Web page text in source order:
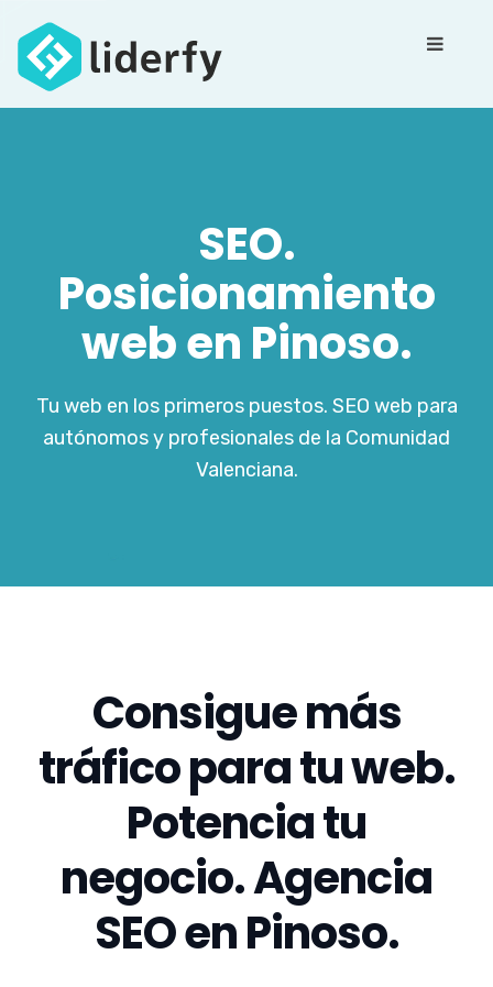
SEO.
Posicionamiento
web en Pinoso.
Tu web en los primeros puestos. SEO web para
autónomos y profesionales de la Comunidad
Valenciana.
Consigue más
tráfico para tu web.
Potencia tu
negocio. Agencia
SEO en Pinoso.